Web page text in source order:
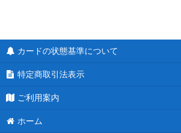
カードの状態基準について
特定商取引法表示
ご利用案内
ホーム